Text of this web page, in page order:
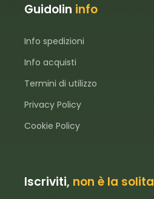
Guidolin info
Info spedizioni
Info acquisti
Termini di utilizzo
Privacy Policy
Cookie Policy
Iscriviti, non è la solita